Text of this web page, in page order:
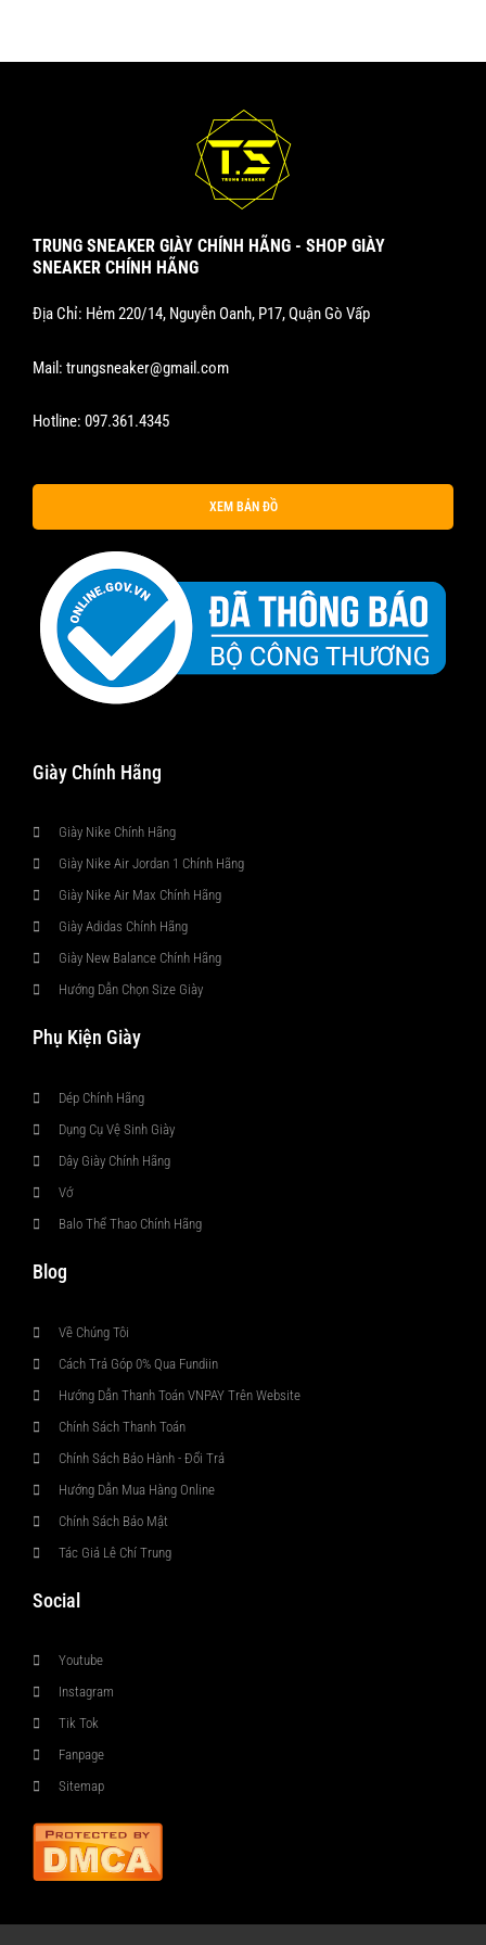
TRUNG SNEAKER GIÀY CHÍNH HÃNG - SHOP GIÀY
SNEAKER CHÍNH HÃNG
Địa Chỉ: Hẻm 220/14, Nguyễn Oanh, P17, Quận Gò Vấp
Mail: trungsneaker@gmail.com
Hotline: 097.361.4345
XEM BẢN ĐỒ
Giày Chính Hãng
Giày Nike Chính Hãng
Giày Nike Air Jordan 1 Chính Hãng
Giày Nike Air Max Chính Hãng
Giày Adidas Chính Hãng
Giày New Balance Chính Hãng
Hướng Dẫn Chọn Size Giày
Phụ Kiện Giày
Dép Chính Hãng
Dụng Cụ Vệ Sinh Giày
Dây Giày Chính Hãng
Vớ
Balo Thể Thao Chính Hãng
Blog
Về Chúng Tôi
Cách Trả Góp 0% Qua Fundiin
Hướng Dẫn Thanh Toán VNPAY Trên Website
Chính Sách Thanh Toán
Chính Sách Bảo Hành - Đổi Trả
Hướng Dẫn Mua Hàng Online
Chính Sách Bảo Mật
Tác Giả Lê Chí Trung
Social
Youtube
Instagram
Tik Tok
Fanpage
Sitemap